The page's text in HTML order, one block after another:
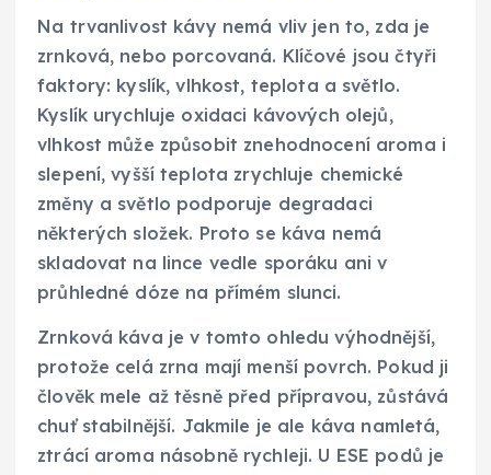
Na trvanlivost kávy nemá vliv jen to, zda je
zrnková, nebo porcovaná. Klíčové jsou čtyři
faktory: kyslík, vlhkost, teplota a světlo.
Kyslík urychluje oxidaci kávových olejů,
vlhkost může způsobit znehodnocení aroma i
slepení, vyšší teplota zrychluje chemické
změny a světlo podporuje degradaci
některých složek. Proto se káva nemá
skladovat na lince vedle sporáku ani v
průhledné dóze na přímém slunci.
Zrnková káva je v tomto ohledu výhodnější,
protože celá zrna mají menší povrch. Pokud ji
člověk mele až těsně před přípravou, zůstává
chuť stabilnější. Jakmile je ale káva namletá,
ztrácí aroma násobně rychleji. U ESE podů je